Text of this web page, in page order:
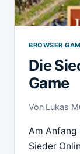
BROWSER
Die
Game
Von Lukas
Am Anfang
Sieder